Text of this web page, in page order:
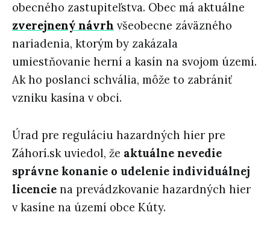
obecného zastupiteľstva. Obec má aktuálne
zverejnený návrh všeobecne záväzného
nariadenia, ktorým by zakázala
umiestňovanie herní a kasín na svojom území.
Ak ho poslanci schvália, môže to zabrániť
vzniku kasína v obci.
Úrad pre reguláciu hazardných hier pre
Záhorí.sk uviedol, že aktuálne nevedie
správne konanie o udelenie individuálnej
licencie na prevádzkovanie hazardných hier
v kasíne na území obce Kúty.